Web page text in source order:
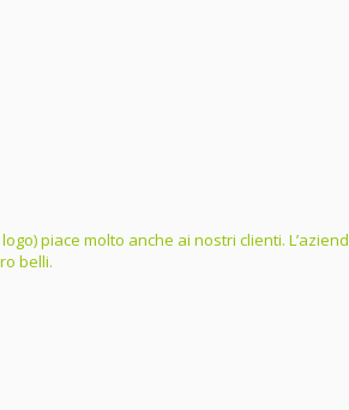
piace molto anche ai nostri clienti.
belli.